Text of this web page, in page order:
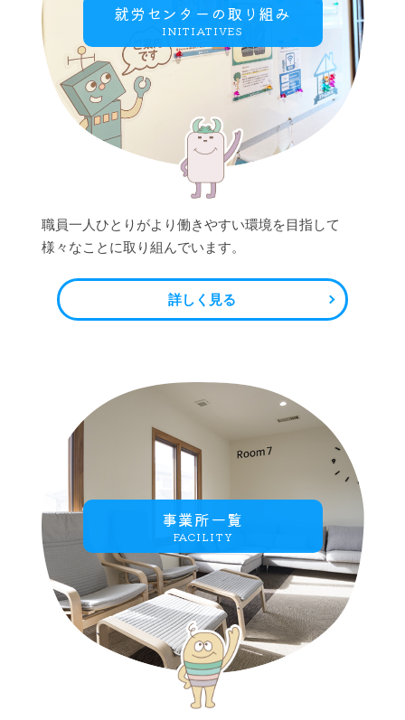
就労センターの取り組み
INITIATIVES
職員一人ひとりがより働きやすい環境を目指して
様々なことに取り組んでいます。
詳しく見る
事業所一覧
FACILITY